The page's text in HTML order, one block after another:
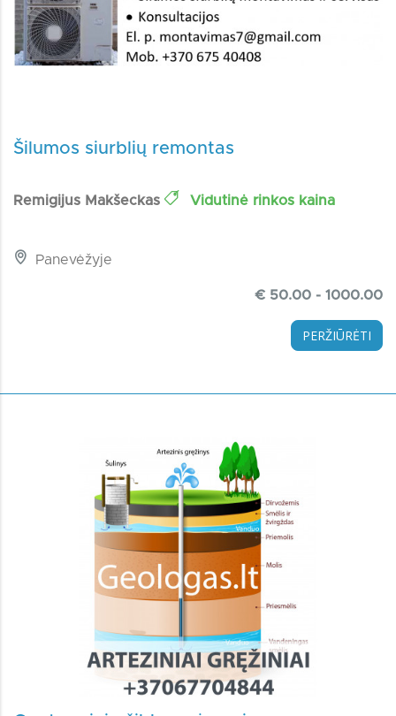
Šilumos siurblių remontas
Remigijus Makšeckas Vidutinė rinkos kaina
Panevėžyje
€ 50.00 - 1000.00
PERŽIŪRĖTI